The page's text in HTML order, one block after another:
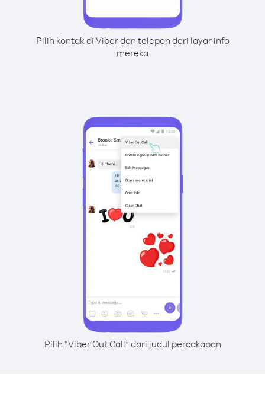
Pilih kontak di Viber dan telepon dari layar info
mereka
Pilih “Viber Out Call” dari judul percakapan